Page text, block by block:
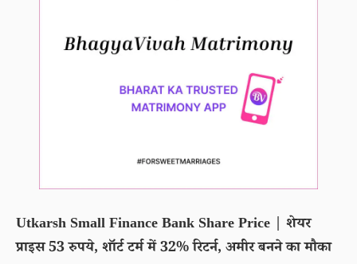
Utkarsh Small Finance Bank Share Price | शेयर
प्राइस 53 रुपये, शॉर्ट टर्म में 32% रिटर्न, अमीर बनने का मौका